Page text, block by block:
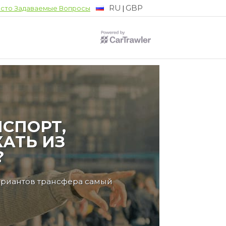
Задаваемые Вопросы RU | GBP
ИЗ
трансфера самый